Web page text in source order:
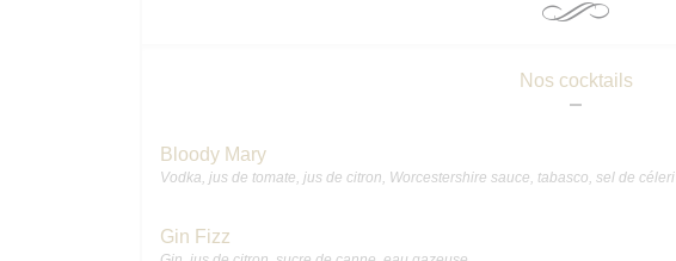
Nos cocktails
Bloody Mary
Vodka, jus de tomate, jus de citron, Worcestershire sauce, tabasco, sel de céleri
Gin Fizz